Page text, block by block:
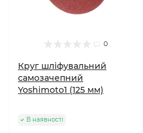
0
Круг шлiфувальний
самозачепний
Yoshimoto1 (125 мм)
В наявності